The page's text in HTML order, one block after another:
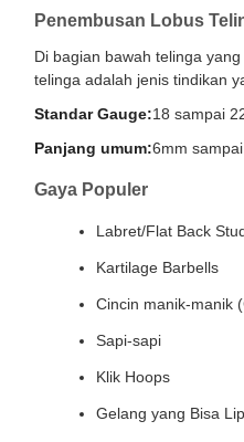
Penembusan Lobus
Di bagian bawah telinga
telinga adalah jenis tindikan
Standar Gauge:18 sampai
Panjang umum:6mm
Gaya Populer
Labret/Flat Back
Kartilage Barbells
Cincin manik-manik
Sapi-sapi
Klik Hoops
Gelang yang Bisa